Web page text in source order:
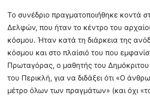
Το συνέδριο πραγματοποιήθηκε κοντά
Δελφών, που ήταν το κέντρο του
κόσμου. Ήταν κατά τη διάρκεια της
κόσμου και στο πλαίσιό του που
Πρωταγόρας, ο μαθητής του
του Περικλή, για να διδάξει ότι «Ο
μέτρο όλων των πραγμάτων» (και όχι